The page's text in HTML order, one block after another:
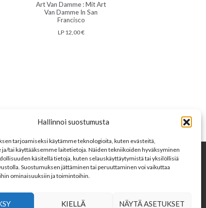
Hallinnoi suostumusta
tarjoamiseksi käytämme teknologioita, kuten evästeitä,
tai käyttääksemme laitetietoja. Näiden tekniikoiden hyväksyminen
käsitellä tietoja, kuten selauskäyttäytymistä tai yksilöllisiä
Suostumuksen jättäminen tai peruuttaminen voi vaikuttaa
ominaisuuksiin ja toimintoihin.
KIELLÄ NÄYTÄ ASETUKSET
Art Van Damme : Mit Art
Van Damme In San
Francisco
LP 12,00€
395 396 397 →